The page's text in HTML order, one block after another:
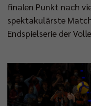
finalen Punkt nach
spektakulärste
Endspielserie der